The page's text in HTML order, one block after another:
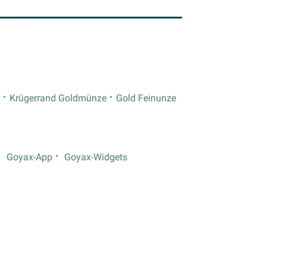
Krügerrand Goldmünze
Gold Feinunze
Goyax-App Goyax-Widgets